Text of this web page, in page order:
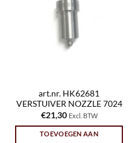
art.nr. HK62681
VERSTUIVER NOZZLE 7024
€21,30 Excl. BTW
TOEVOEGEN AAN